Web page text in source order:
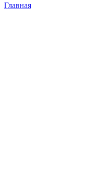
Главная